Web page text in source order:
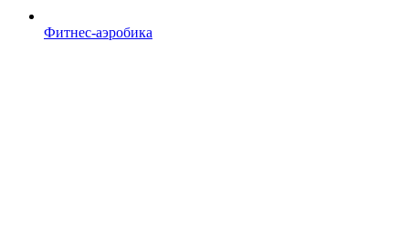
Фитнес-аэробика